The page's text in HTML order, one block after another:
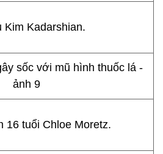
Kim Kadarshian.
16 tuổi Chloe Moretz.